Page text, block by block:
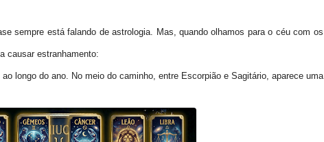
sempre está falando deastrologia. Mas, quando olhamos para o céu com os
causar estranhamento:
ao longo do ano. No meio do caminho, entre Escorpião e Sagitário, aparece uma